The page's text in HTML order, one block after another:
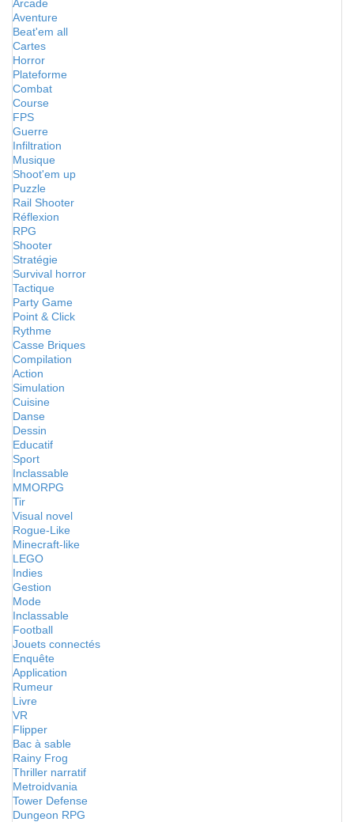
Arcade
Aventure
Beat'em all
Cartes
Horror
Plateforme
Combat
Course
FPS
Guerre
Infiltration
Musique
Shoot'em up
Puzzle
Rail Shooter
Réflexion
RPG
Shooter
Stratégie
Survival horror
Tactique
Party Game
Point & Click
Rythme
Casse Briques
Compilation
Action
Simulation
Cuisine
Danse
Dessin
Educatif
Sport
Inclassable
MMORPG
Tir
Visual novel
Rogue-Like
Minecraft-like
LEGO
Indies
Gestion
Mode
Inclassable
Football
Jouets connectés
Enquête
Application
Rumeur
Livre
VR
Flipper
Bac à sable
Rainy Frog
Thriller narratif
Metroidvania
Tower Defense
Dungeon RPG